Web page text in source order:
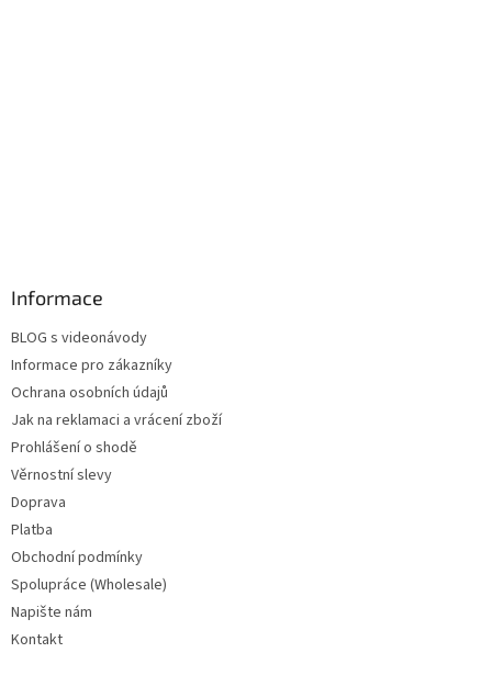
Informace
BLOG s videonávody
Informace pro zákazníky
Ochrana osobních údajů
Jak na reklamaci a vrácení zboží
Prohlášení o shodě
Věrnostní slevy
Doprava
Platba
Obchodní podmínky
Spolupráce (Wholesale)
Napište nám
Kontakt